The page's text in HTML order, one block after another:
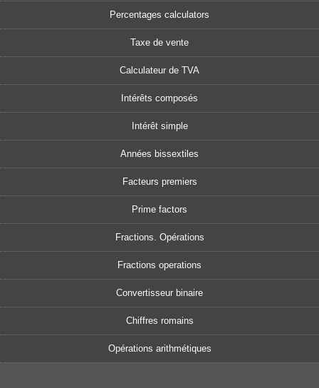
Percentages calculators
Taxe de vente
Calculateur de TVA
Intérêts composés
Intérêt simple
Années bissextiles
Facteurs premiers
Prime factors
Fractions. Opérations
Fractions operations
Convertisseur binaire
Chiffres romains
Opérations arithmétiques